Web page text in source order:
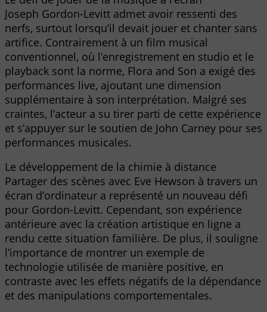
Joseph Gordon-Levitt admet avoir ressenti des
nerfs, surtout lorsqu’il devait jouer et chanter sans
artifice. Contrairement à un film musical
conventionnel, où l’enregistrement en studio et le
playback sont la norme, Flora and Son a exigé des
performances live, ajoutant une dimension
supplémentaire à son interprétation. Malgré ses
craintes, l’acteur a su tirer parti de cette expérience
et s’appuyer sur le soutien de John Carney pour ses
performances musicales.
Le développement de la chimie à distance
Partager des scènes avec Eve Hewson à travers un
écran d’ordinateur a représenté un nouveau défi
pour Gordon-Levitt. Cependant, son expérience
antérieure avec la création artistique en ligne a
rendu cette situation familière. De plus, il souligne
l’importance de montrer un exemple de
technologie utilisée de manière positive, en
contraste avec les effets négatifs de la dépendance
et des manipulations comportementales.